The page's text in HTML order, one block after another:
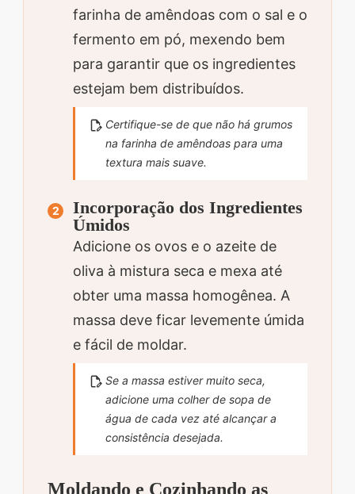
farinha de amêndoas com o sal e o
fermento em pó, mexendo bem
para garantir que os ingredientes
estejam bem distribuídos.
Certifique-se de que não há grumos
na farinha de amêndoas para uma
textura mais suave.
Incorporação dos Ingredientes
Úmidos
Adicione os ovos e o azeite de
oliva à mistura seca e mexa até
obter uma massa homogênea. A
massa deve ficar levemente úmida
e fácil de moldar.
Se a massa estiver muito seca,
adicione uma colher de sopa de
água de cada vez até alcançar a
consistência desejada.
Moldando e Cozinhando as